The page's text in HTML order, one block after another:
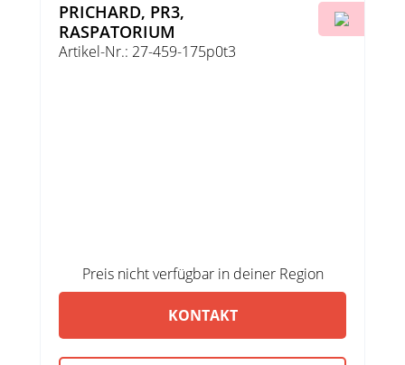
PRICHARD, PR3,
RASPATORIUM
Artikel-Nr.: 27-459-175p0t3
Preis nicht verfügbar in deiner Region
KONTAKT